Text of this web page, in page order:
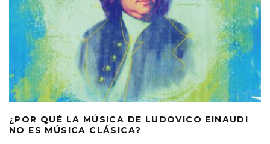
¿POR QUÉ LA MÚSICA DE LUDOVICO EINAUDI
NO ES MÚSICA CLÁSICA?